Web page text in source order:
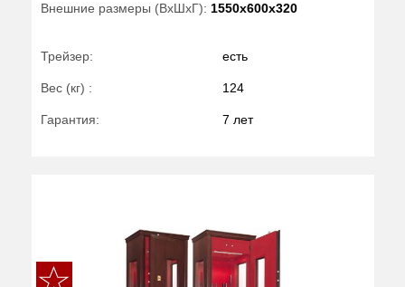
Внешние размеры (ВхШхГ): 1550x600x320
Трейзер: есть
Вес (кг) : 124
Гарантия: 7 лет